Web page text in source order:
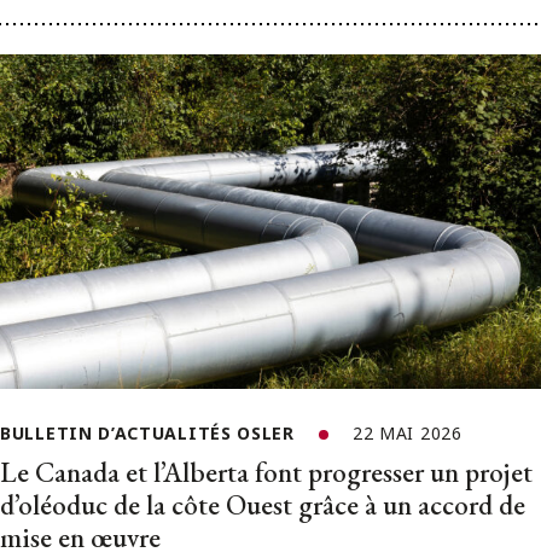
BULLETIN D’ACTUALITÉS OSLER 22 MAI 2026
Le Canada et l’Alberta font progresser un projet
d’oléoduc de la côte Ouest grâce à un accord de
mise en œuvre